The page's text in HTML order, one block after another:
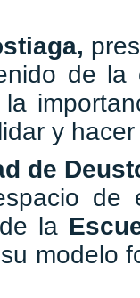
de
y
de
de
la
modelo